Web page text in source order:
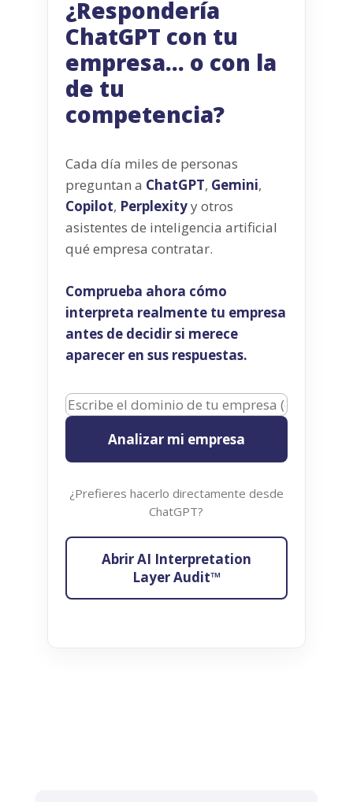
¿Respondería
ChatGPT con tu
empresa… o con la
de tu
competencia?
Cada día miles de personas
preguntan a ChatGPT, Gemini,
Copilot, Perplexityy otros
asistentes de inteligencia artificial
qué empresa contratar.
Comprueba ahora cómo
interpreta realmente tu empresa
antes de decidir si merece
aparecer en sus respuestas.
Analizar mi empresa
¿Prefieres hacerlo directamente desde
ChatGPT?
Abrir AI Interpretation
Layer Audit™